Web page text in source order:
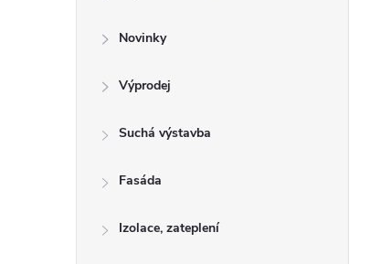
Novinky
Výprodej
Suchá výstavba
Fasáda
Izolace, zateplení